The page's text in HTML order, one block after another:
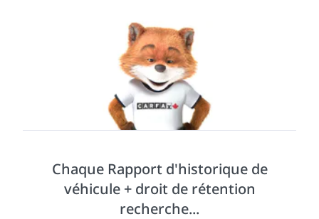
Chaque Rapport d'historique de
véhicule + droit de rétention
recherche...